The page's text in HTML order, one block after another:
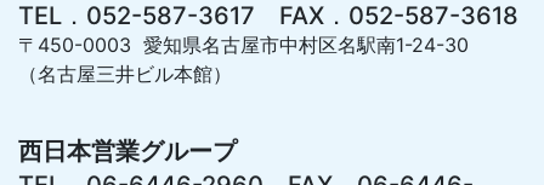
TEL．052-587-3617 FAX．052-587-3618
〒450-0003 愛知県名古屋市中村区名駅南1-24-30
（名古屋三井ビル本館）
西日本営業グループ